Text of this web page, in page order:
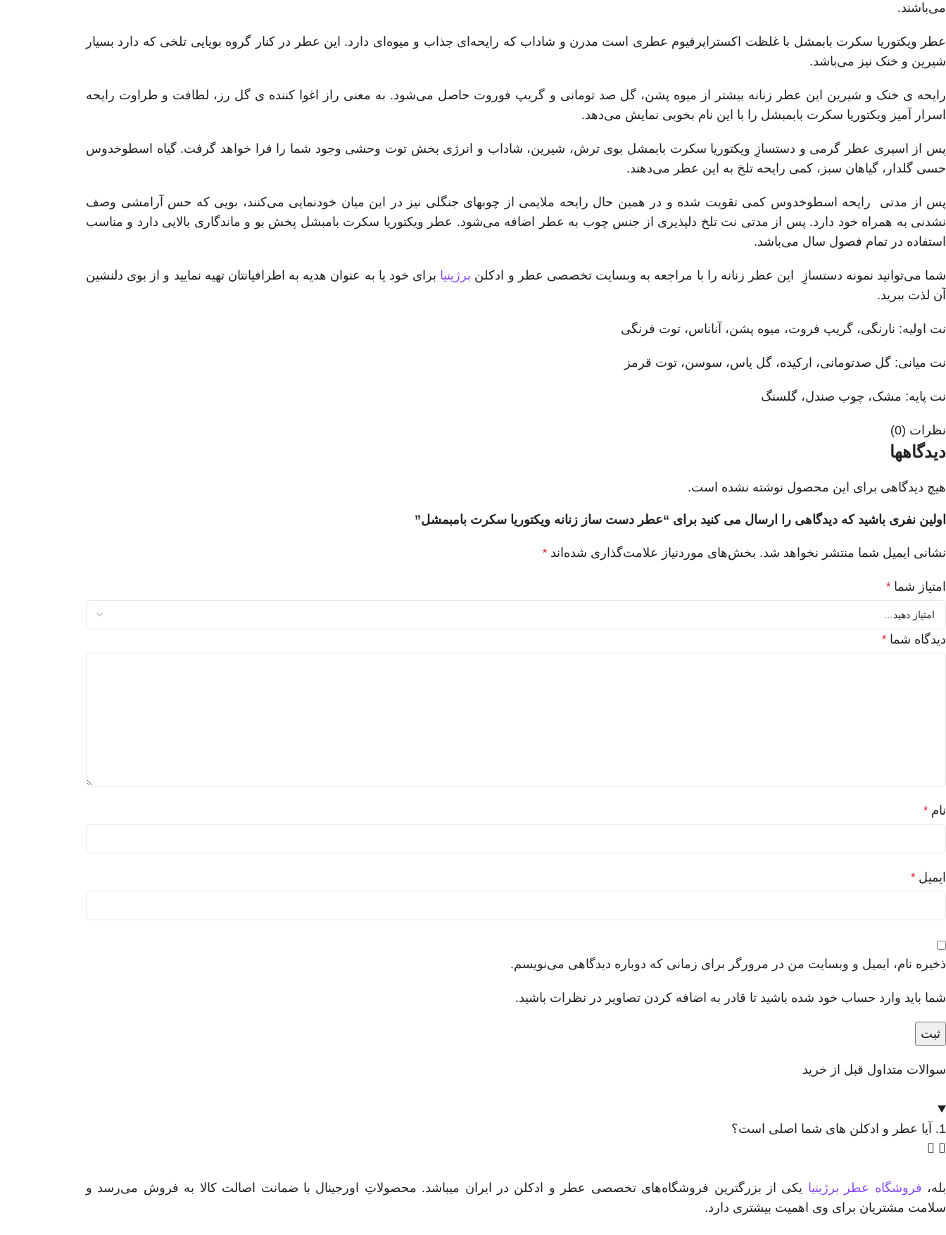
می‌باشند.
عطر ویکتوریا سکرت بابمشل با غلظت اکستراپرفیوم عطری است مدرن و شاداب که رایحه‌ای جذاب و میوه‌ای دارد. این عطر در کنار گروه بویایی تلخی که دارد بسیار
شیرین و خنک نیز می‌باشد.
رایحه ی خنک و شیرین این عطر زنانه بیشتر از میوه پشن، گل صد تومانی و گریپ فوروت حاصل می‌شود. به معنی راز اغوا کننده ی گل رز، لطافت و طراوت رایحه
اسرار آمیز ویکتوریا سکرت بابمبشل را با این نام بخوبی نمایش می‌دهد.
پس از اسپری عطر گرمی و دستسازِ ویکتوریا سکرت بابمشل بوی ترش، شیرین، شاداب و انرژی بخش توت وحشی وجود شما را فرا خواهد گرفت. گیاه اسطوخدوس
حسی گلدار، گیاهان سبز، کمی رایحه تلخ به این عطر می‌دهند.
پس از مدتی رایحه اسطوخدوس کمی تقویت شده و در همین حال رایحه ملایمی از چوبهای جنگلی نیز در این میان خودنمایی می‌کنند، بویی که حس آرامشی وصف
نشدنی به همراه خود دارد. پس از مدتی نت تلخ دلپذیری از جنس چوب به عطر اضافه می‌شود. عطر ویکتوریا سکرت بامبشل پخش بو و ماندگاری بالایی دارد و مناسب
استفاده در تمام فصول سال می‌باشد.
شما می‌توانید نمونه دستسازِ این عطر زنانه را با مراجعه به وبسایت تخصصی عطر و ادکلن برژینیا برای خود یا به عنوان هدیه به اطرافیانتان تهیه نمایید و از بوی دلنشین
آن لذت ببرید.
نت اولیه: نارنگی، گریپ فروت، میوه پشن، آناناس، توت فرنگی
نت میانی: گل صدتومانی، ارکیده، گل یاس، سوسن، توت قرمز
نت پایه: مشک، چوب صندل، گلسنگ
نظرات (0)
دیدگاهها
هیچ دیدگاهی برای این محصول نوشته نشده است.
اولین نفری باشید که دیدگاهی را ارسال می کنید برای “عطر دست ساز زنانه ویکتوریا سکرت بامبمشل”
نشانی ایمیل شما منتشر نخواهد شد. بخش‌های موردنیاز علامت‌گذاری شده‌اند *
امتیاز شما *
دیدگاه شما *
نام *
ایمیل *
ذخیره نام، ایمیل و وبسایت من در مرورگر برای زمانی که دوباره دیدگاهی می‌نویسم.
شما باید وارد حساب خود شده باشید تا قادر به اضافه کردن تصاویر در نظرات باشید.
سوالات متداول قبل از خرید
1. آیا عطر و ادکلن های شما اصلی است؟
بله، فروشگاه عطر برژینیا یکی از بزرگترین فروشگاه‌های تخصصی عطر و ادکلن در ایران میباشد. محصولاتِ اورجینال با ضمانت اصالت کالا به فروش می‌رسد و
سلامت مشتریان برای وی اهمیت بیشتری دارد.